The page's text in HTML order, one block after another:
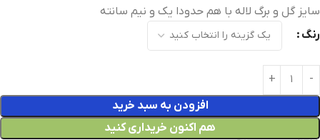
سایز گل و برگ لاله با هم حدودا یک و نیم سانته
رنگ
افزودن به سبد خرید
هم اکنون خریداری کنید